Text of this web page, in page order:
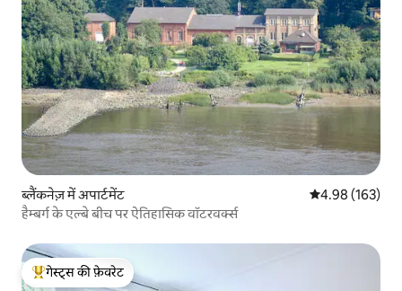
ब्लैंकनेज़ में अपार्टमेंट औसत रेटिंग 5 में से
4.98 (163)
हैम्बर्ग के एल्बे बीच पर ऐतिहासिक वॉटरवर्क्स
गेस्ट्स का टॉप फ़ेवरेट
गेस्ट्स की फ़ेवरेट